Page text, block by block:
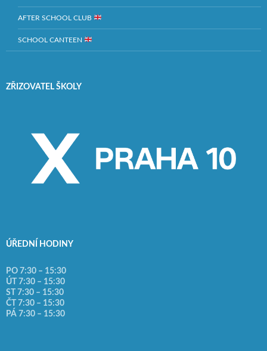
AFTER SCHOOL CLUB
SCHOOL CANTEEN
ZŘIZOVATEL ŠKOLY
ÚŘEDNÍ HODINY
PO 7:30 – 15:30
ÚT 7:30 – 15:30
ST 7:30 – 15:30
ČT 7:30 – 15:30
PÁ 7:30 – 15:30